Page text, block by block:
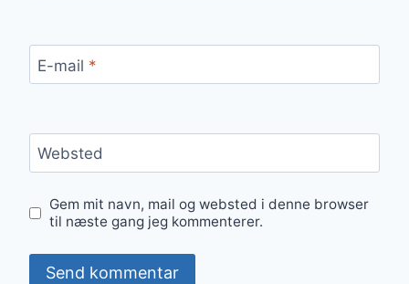
E-mail *
Websted
Gem mit navn, mail og websted i denne browser
til næste gang jeg kommenterer.